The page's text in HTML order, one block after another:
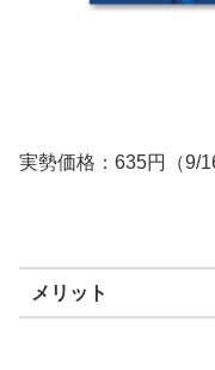
実勢価格：635円（9/
メリット